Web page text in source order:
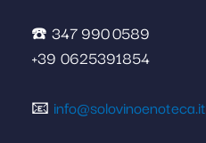
☎️ 347 990 0589
+39 0625391854
📧 info@solovinoenoteca.it